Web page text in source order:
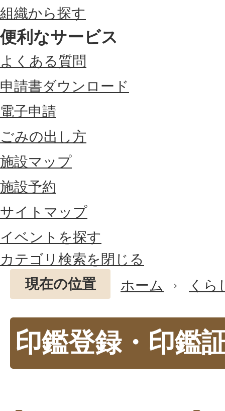
組織から探す
便利なサービス
よくある質問
申請書ダウンロード
電子申請
ごみの出し方
施設マップ
施設予約
サイトマップ
イベントを探す
カテゴリ検索を閉じる
現在の位置
ホーム くら
印鑑登録・印鑑